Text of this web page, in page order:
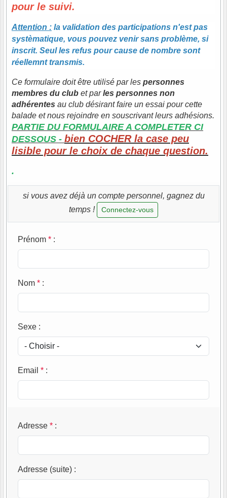
pour le suivi.
Attention : la validation des participations n'est pas
systèmatique, vous pouvez venir sans problème, si
inscrit. Seul les refus pour cause de nombre sont
réellemnt transmis.
Ce formulaire doit être utilisé par les personnes
membres du club et parles personnes non
adhérentes au club désirant faire un essai pour cette
balade et nous rejoindre en souscrivant leurs adhésions.
PARTIE DU FORMULAIRE A COMPLETER CI
DESSOUS - bien COCHER la case peu
lisible pour le choix de chaque question.
.
si vous avez déjà un compte personnel, gagnez du
temps !
Connectez-vous
Prénom * :
Nom * :
Sexe :
Email * :
Adresse * :
Adresse (suite) :